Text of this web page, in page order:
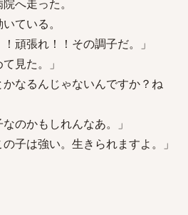
へ走った。
ている。
頑張れ！！その調子だ。」
見た。」
かなるんじゃないんですか？ね
のかもしれんなあ。」
子は強い。生きられますよ。」